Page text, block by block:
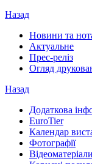
Назад
Новини та
Актуальне
Прес-реліз
Огляд
Назад
Додаткова
EuroTier
Календар
Фотографії
Відеоматеріали